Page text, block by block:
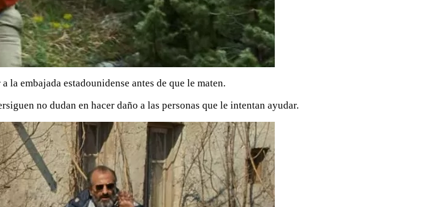
embajada estadounidense antes de que le maten.
no dudan en hacer daño a las personas que le intentan ayudar.